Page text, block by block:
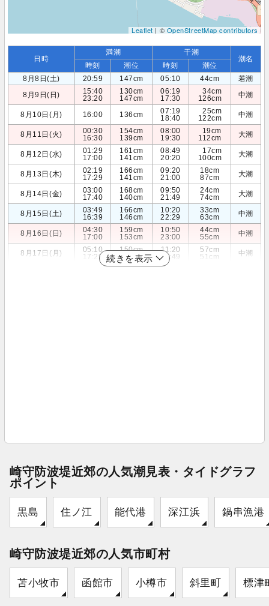
Leaflet| ©OpenStreetMap contributors
日時
満潮 干潮
潮名
時刻 潮位 時刻
潮位
8月8日(土)
20:59 147cm 05:10 44cm
若潮
8月9日(日)
15:40
23:20
130cm
147cm
06:19
17:30
34cm
126cm
中潮
8月10日(月) 16:00 136cm
07:19
18:40
25cm
122cm
中潮
8月11日(火)
00:30
16:30
154cm
139cm
08:00
19:30
19cm
112cm
大潮
8月12日(水)
01:29
17:00
161cm
141cm
08:49
20:20
17cm
100cm
大潮
8月13日(木)
02:19
17:29
166cm
141cm
09:20
21:00
18cm
87cm
大潮
8月14日(金)
03:00
17:40
168cm
140cm
09:50
21:49
24cm
74cm
大潮
8月15日(土)
03:49
16:39
166cm
146cm
10:20
22:29
33cm
63cm
中潮
8月16日(日)
04:30
17:00
159cm
153cm
10:50
23:00
44cm
55cm
中潮
8月17日(月)
05:10
17:29
150cm
158cm
11:20
23:49
57cm
51cm
中潮
続きを表示
崎守防波堤近郊の人気潮見表・タイドグラフ
ポイント
黒島 住ノ江 能代港 深江浜 鍋串漁港
崎守防波堤近郊の人気市町村
苫小牧市 函館市 小樽市 斜里町 標津